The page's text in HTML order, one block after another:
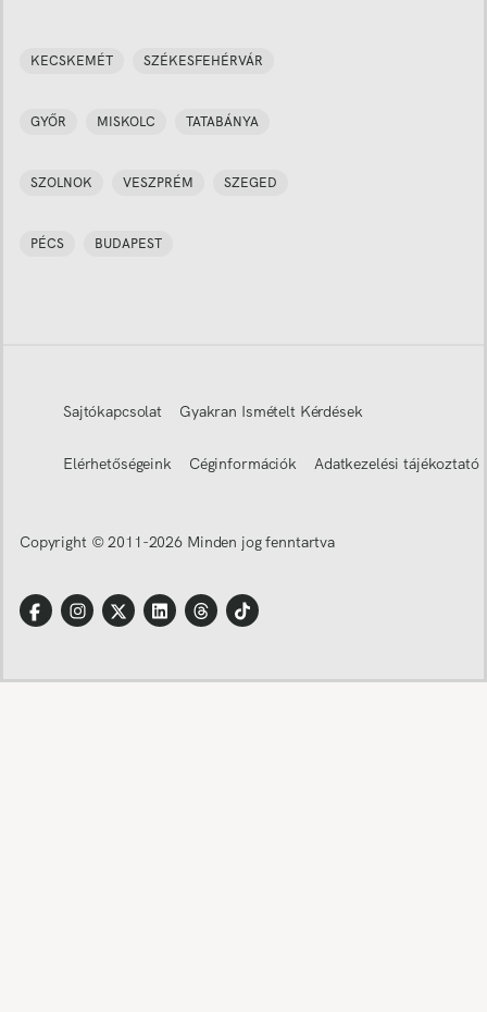
KECSKEMÉT SZÉKESFEHÉRVÁR
GYŐR MISKOLC TATABÁNYA
SZOLNOK VESZPRÉM SZEGED
PÉCS BUDAPEST
Sajtókapcsolat Gyakran Ismételt Kérdések
Elérhetőségeink Céginformációk Adatkezelési tájékoztató
Copyright © 2011-2026 Minden jog fenntartva